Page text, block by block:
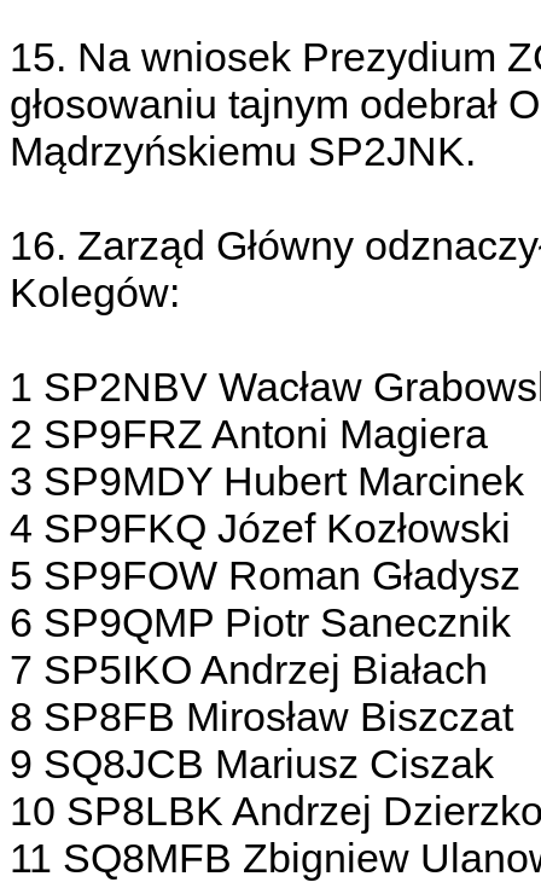
15. Na wniosek Prezydium
głosowaniu tajnym odebrał
Mądrzyńskiemu SP2JNK.
16. Zarząd Główny
Kolegów:
1 SP2NBV Wacław
2 SP9FRZ Antoni Magiera
3 SP9MDY Hubert Marcinek
4 SP9FKQ Józef Kozłowski
5 SP9FOW Roman Gładysz
6 SP9QMP Piotr Sanecznik
7 SP5IKO Andrzej Białach
8 SP8FB Mirosław Biszczat
9 SQ8JCB Mariusz Ciszak
10 SP8LBK Andrzej
11 SQ8MFB Zbigniew